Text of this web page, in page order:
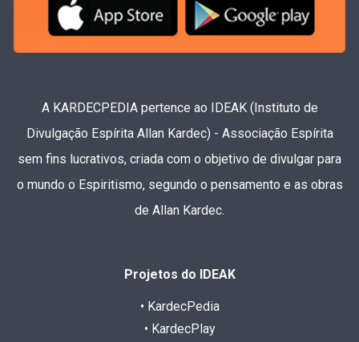
A KARDECPEDIA pertence ao IDEAK (Instituto de
Divulgação Espírita Allan Kardec) - Associação Espírita
sem fins lucrativos, criada com o objetivo de divulgar para
o mundo o Espiritismo, segundo o pensamento e as obras
de Allan Kardec.
Projetos do IDEAK
• KardecPedia
• KardecPlay